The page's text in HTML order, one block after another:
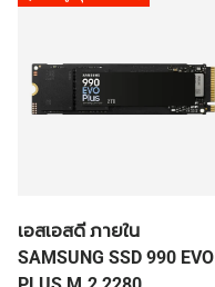
เอสเอสดี ภายใน
SAMSUNG SSD 990 EVO